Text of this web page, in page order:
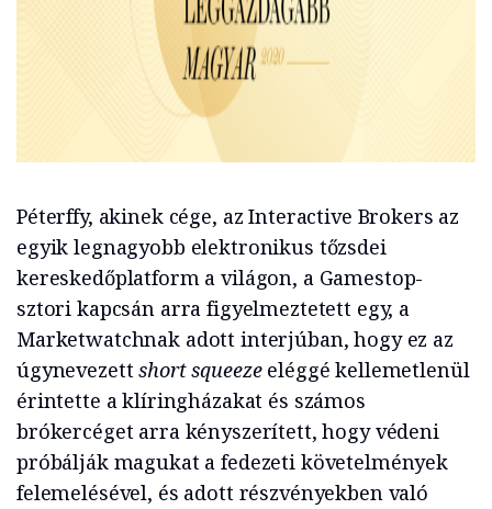
Péterffy, akinek cége, az Interactive Brokers az
egyik legnagyobb elektronikus tőzsdei
kereskedőplatform a világon, a Gamestop-
sztori kapcsán arra figyelmeztetett egy, a
Marketwatchnak adott interjúban, hogy ez az
úgynevezettshort squeezeeléggé kellemetlenül
érintette a klíringházakat és számos
brókercéget arra kényszerített, hogy védeni
próbálják magukat a fedezeti követelmények
felemelésével, és adott részvényekben való